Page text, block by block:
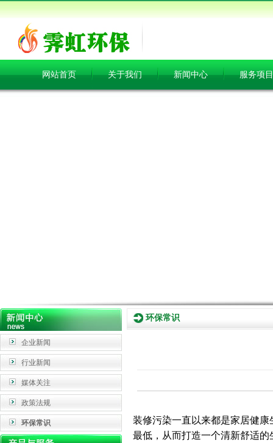
网站首页 关于我们 新闻中心 服务项目
企业新闻
行业新闻
媒体关注
政策法规
环保常识
环保常识
装修污染一直以来都是家居健
最低，从而打造一个清新舒适的